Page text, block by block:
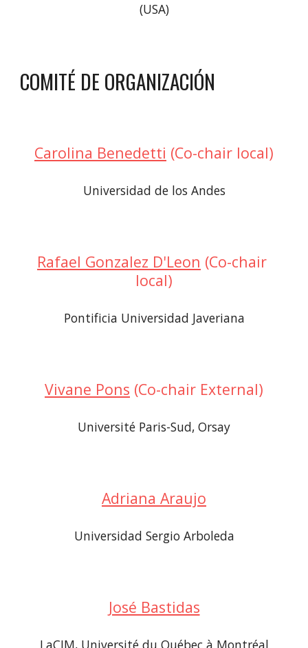
(USA)
COMITÉ DE ORGANIZACIÓN
Carolina Benedetti (Co-chair local)
Universidad de los Andes
Rafael Gonzalez D'Leon (Co-chair
local)
Pontificia Universidad Javeriana
Vivane Pons (Co-chair External)
Université Paris-Sud, Orsay
Adriana Araujo
Universidad Sergio Arboleda
José Bastidas
LaCIM, Université du Québec à Montréal